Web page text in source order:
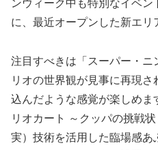
ンウィーク中も特別なイベ
に、最近オープンした新エリ
注目すべきは「スーパー・
リオの世界観が見事に再現
込んだような感覚が楽しめ
リオカート ～クッパの挑戦
実）技術を活用した臨場感あ